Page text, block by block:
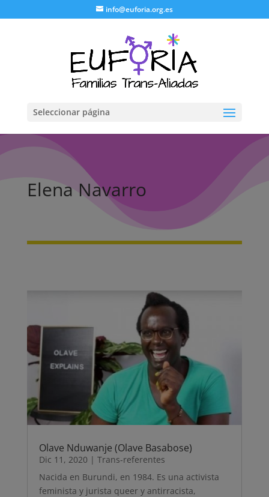
info@euforia.org.es
Seleccionar página
Elena Navarro
Olave Nduwanje (Olave Basabose)
Dic 11, 2020 | Trans-referentes
Nacida en Burundi, en 1984. Es una activista
feminista y jurista queer y antirracista,